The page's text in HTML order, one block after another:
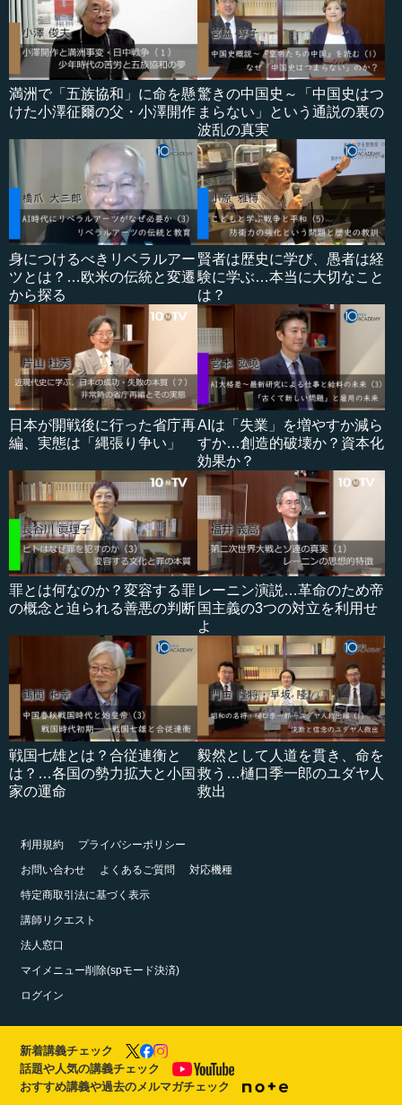
満洲で「五族協和」に命を懸
けた小澤征爾の父・小澤開作
驚きの中国史～「中国史はつ
まらない」という通説の裏の
波乱の真実
身につけるべきリベラルアー
ツとは？…欧米の伝統と変遷
から探る
賢者は歴史に学び、愚者は経
験に学ぶ…本当に大切なこと
は？
日本が開戦後に行った省庁再
編、実態は「縄張り争い」
AIは「失業」を増やすか減ら
すか…創造的破壊か？資本化
効果か？
罪とは何なのか？変容する罪
の概念と迫られる善悪の判断
レーニン演説…革命のため帝
国主義の3つの対立を利用せ
よ
戦国七雄とは？合従連衡と
は？…各国の勢力拡大と小国
家の運命
毅然として人道を貫き、命を
救う…樋口季一郎のユダヤ人
救出
利用規約
プライバシーポリシー
お問い合わせ
よくあるご質問
対応機種
特定商取引法に基づく表示
講師リクエスト
法人窓口
マイメニュー削除(spモード決済)
ログイン
新着講義チェック
話題や人気の講義チェック
おすすめ講義や過去のメルマガチェック